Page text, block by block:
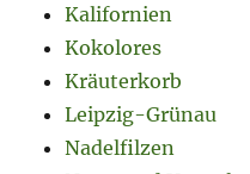
Kalifornien
Kokolores
Kräuterkorb
Leipzig-Grünau
Nadelfilzen